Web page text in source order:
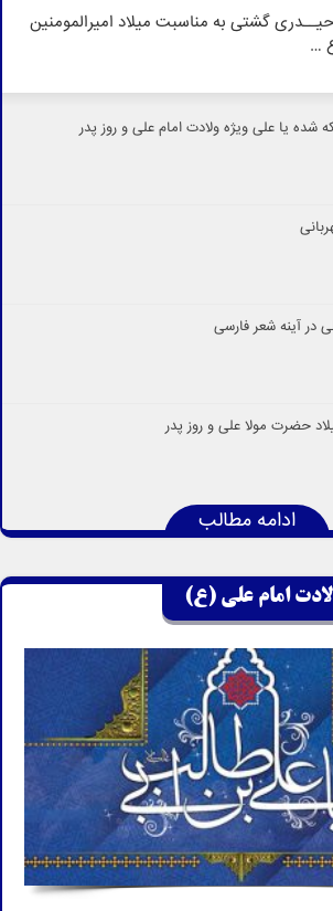
گشتی به مناسبت میلاد امیرالمومنین
…
شده یا علی ویژه ولادت امام علی و روز پدر
در آینه شعر فارسی
حضرت مولا على و روز پدر
ادامه مطالب
امام علی (ع)